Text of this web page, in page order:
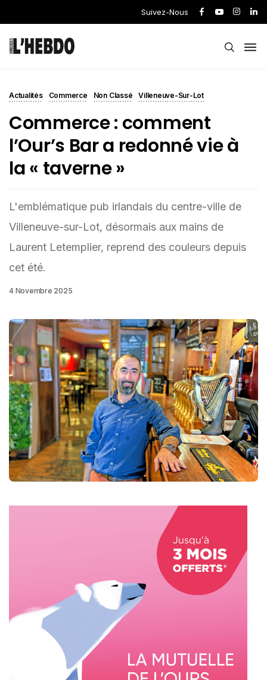
Suivez-Nous
Actualités Commerce Non Classé Villeneuve-Sur-Lot
Commerce : comment
l’Our’s Bar a redonné vie à
la « taverne »
L'emblématique pub irlandais du centre-ville de
Villeneuve-sur-Lot, désormais aux mains de
Laurent Letemplier, reprend des couleurs depuis
cet été.
4 Novembre 2025